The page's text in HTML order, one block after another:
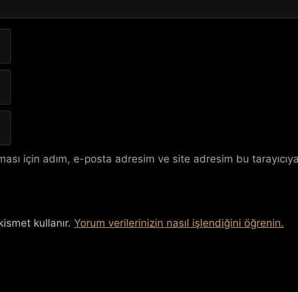
için adım, e-posta adresim ve site adresim bu
kullanır. Yorum verilerinizin nasıl işlendiğini öğrenin.